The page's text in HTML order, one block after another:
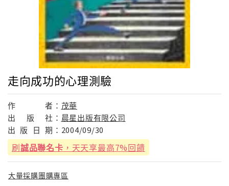
走向成功的心理測驗
作 者： 茂華
出
版 社： 晨星出版有限公司
出 版 日 期： 2004/09/30
刷誠品聯名卡 ，天天享最高7%回饋
大量採購團購專區